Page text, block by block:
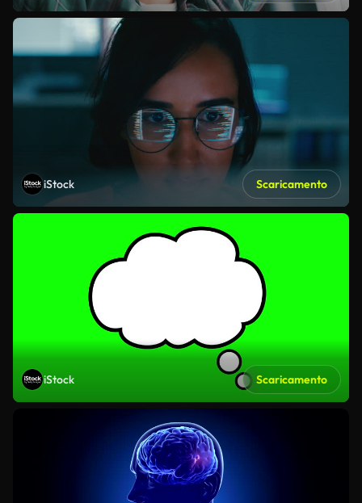
iStock Scaricamento
iStock Scaricamento